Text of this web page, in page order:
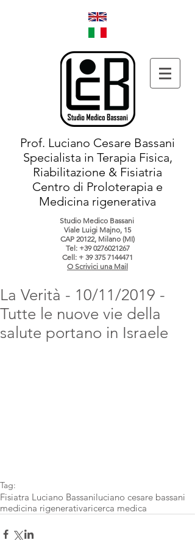
Prof. Luciano Cesare Bassani
Specialista in Terapia Fisica,
Riabilitazione & Fisiatria
Centro di Proloterapia e
Medicina rigenerativa
Studio Medico Bassani
Viale Luigi Majno, 15
CAP 20122, Milano (MI)
Tel: +39 0276021267
Cell: + 39 375 7144471
O Scrivici una Mail
La Verità - 10/11/2019 -
Tutte le nuove vie della
salute portano in Israele
Tag:
Fisiatra Luciano Bassaniluciano cesare bassani
medicina rigenerativaricerca medica